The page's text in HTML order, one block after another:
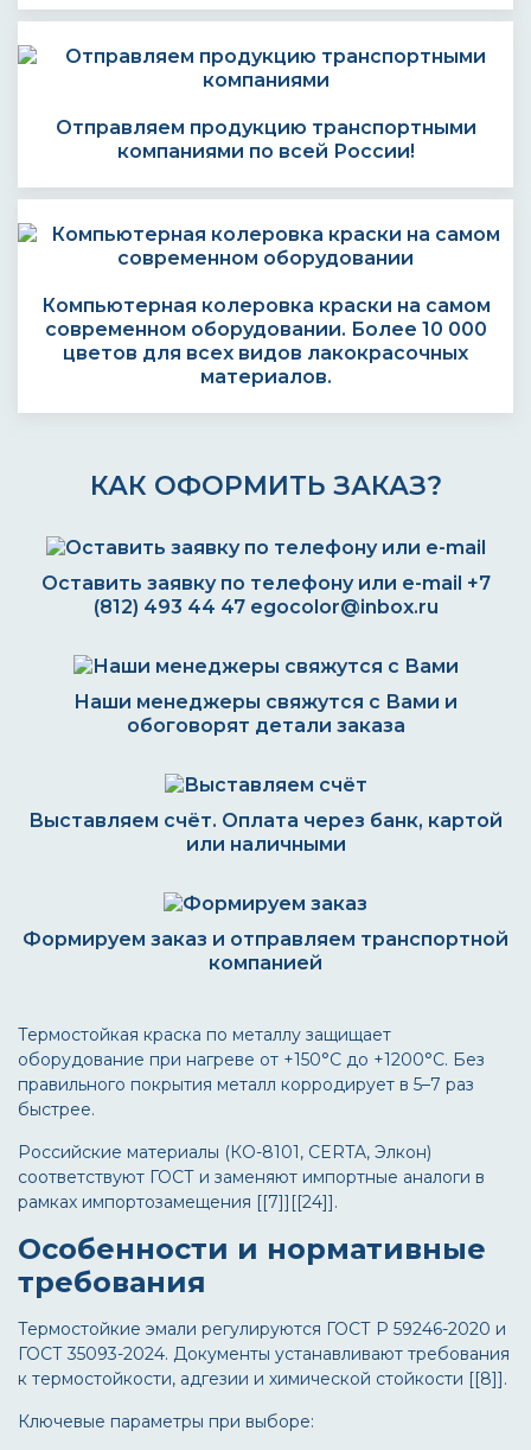
Отправляем продукцию транспортными
компаниями по всей России!
Компьютерная колеровка краски на самом
современном оборудовании. Более 10 000
цветов для всех видов лакокрасочных
материалов.
КАК ОФОРМИТЬ ЗАКАЗ?
Оставить заявку по телефону или e-mail +7
(812) 493 44 47 egocolor@inbox.ru
Наши менеджеры свяжутся с Вами и
обоговорят детали заказа
Выставляем счёт. Оплата через банк, картой
или наличными
Формируем заказ и отправляем транспортной
компанией
Термостойкая краска по металлу защищает
оборудование при нагреве от +150°С до +1200°С. Без
правильного покрытия металл корродирует в 5–7 раз
быстрее.
Российские материалы (КО-8101, CERTA, Элкон)
соответствуют ГОСТ и заменяют импортные аналоги в
рамках импортозамещения [[7]][[24]].
Особенности и нормативные
требования
Термостойкие эмали регулируются ГОСТ Р 59246-2020 и
ГОСТ 35093-2024. Документы устанавливают требования
к термостойкости, адгезии и химической стойкости [[8]].
Ключевые параметры при выборе: